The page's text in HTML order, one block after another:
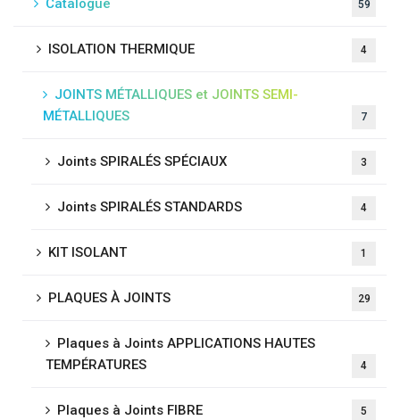
Catalogue 59
ISOLATION THERMIQUE 4
JOINTS MÉTALLIQUES et JOINTS SEMI-
MÉTALLIQUES
7
Joints SPIRALÉS SPÉCIAUX 3
Joints SPIRALÉS STANDARDS 4
KIT ISOLANT 1
PLAQUES À JOINTS 29
Plaques à Joints APPLICATIONS HAUTES
TEMPÉRATURES
4
Plaques à Joints FIBRE 5